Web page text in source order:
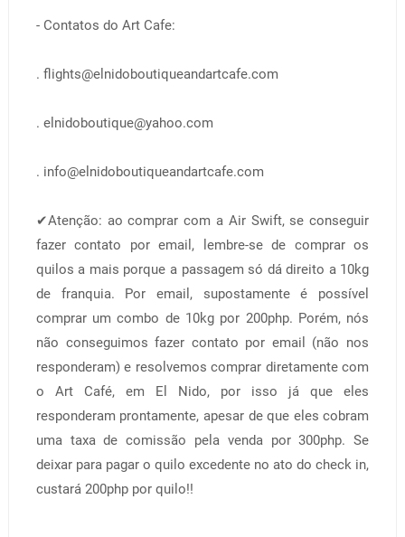
- Contatos do Art Cafe:
. flights@elnidoboutiqueandartcafe.com
. elnidoboutique@yahoo.com
. info@elnidoboutiqueandartcafe.com
✔Atenção: ao comprar com a Air Swift, se conseguir
fazer contato por email, lembre-se de comprar os
quilos a mais porque a passagem só dá direito a 10kg
de franquia. Por email, supostamente é possível
comprar um combo de 10kg por 200php. Porém, nós
não conseguimos fazer contato por email (não nos
responderam) e resolvemos comprar diretamente com
o Art Café, em El Nido, por isso já que eles
responderam prontamente, apesar de que eles cobram
uma taxa de comissão pela venda por 300php. Se
deixar para pagar o quilo excedente no ato do check in,
custará 200php por quilo!!